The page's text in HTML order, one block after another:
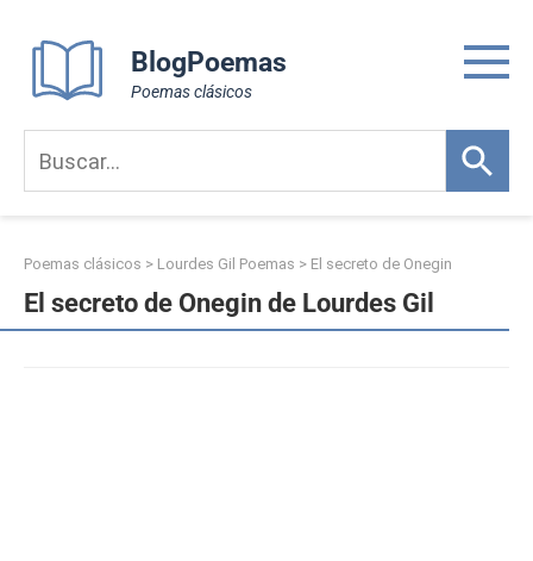
content
BlogPoemas
Poemas clásicos
Poemas clásicos > Lourdes Gil Poemas > El secreto de Onegin
El secreto de Onegin de Lourdes Gil